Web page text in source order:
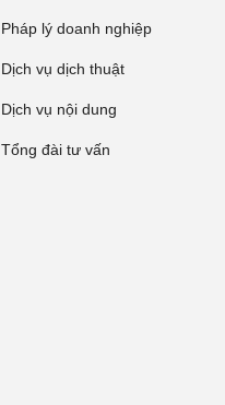
Pháp lý doanh nghiệp
Dịch vụ dịch thuật
Dịch vụ nội dung
Tổng đài tư vấn